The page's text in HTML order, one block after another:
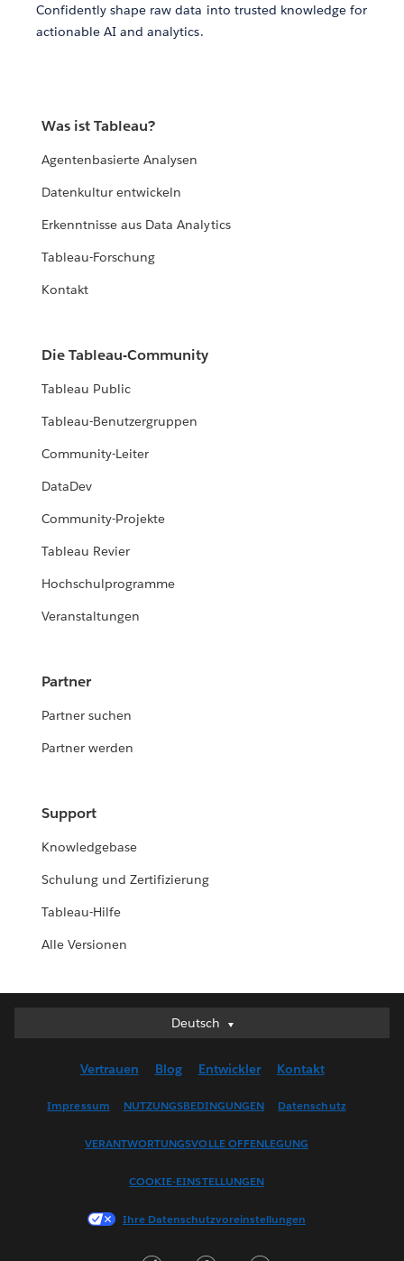
Confidently shape raw data into trusted knowledge for
actionable AI and analytics.
Was ist Tableau?
Agentenbasierte Analysen
Datenkultur entwickeln
Erkenntnisse aus Data Analytics
Tableau-Forschung
Kontakt
Die Tableau-Community
Tableau Public
Tableau-Benutzergruppen
Community-Leiter
DataDev
Community-Projekte
Tableau Revier
Hochschulprogramme
Veranstaltungen
Partner
Partner suchen
Partner werden
Support
Knowledgebase
Schulung und Zertifizierung
Tableau-Hilfe
Alle Versionen
Deutsch
Deutsch
English (US)
Français (France)
한국어
Vertrauen Blog Entwickler Kontakt
Impressum NUTZUNGSBEDINGUNGEN Datenschutz
VERANTWORTUNGSVOLLE OFFENLEGUNG
COOKIE-EINSTELLUNGEN
Ihre Datenschutzvoreinstellungen